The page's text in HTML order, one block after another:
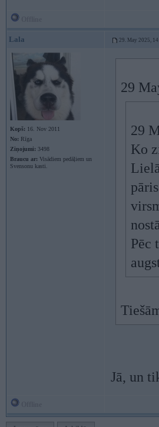
Lala 29. May 2025,
Kopš: 16. Nov 2011
No: Rīga
Ziņojumi: 3498
Braucu ar: Visādiem pedāļiem un
Svensonu kasti.
29
29
Ko
Pēc
Jā, un